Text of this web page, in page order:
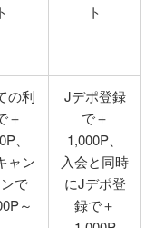
ト
ト
の利
＋
、
ャン
で
～
Jデポ登録
で＋
1,000P、
入会と同時
にJデポ登
録で＋